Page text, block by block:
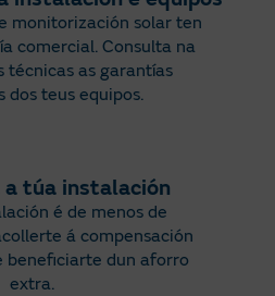
monitorización solar ten
comercial. Consulta na
técnicas as garantías
dos teus equipos.
a túa instalación
é de menos de
á compensación
beneficiarte dun aforro
extra.